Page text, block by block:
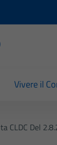
Vivere il
CLDC Del